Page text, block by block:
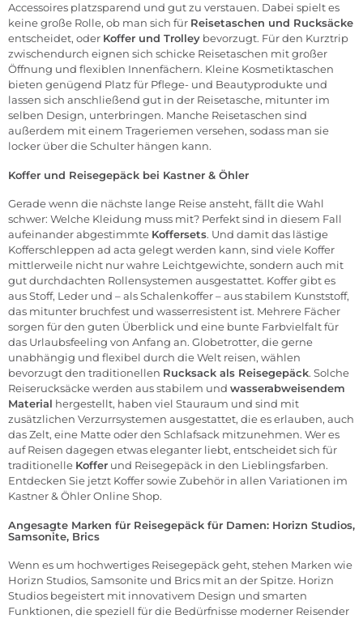
Accessoires platzsparend und gut zu verstauen. Dabei spielt es
keine große Rolle, ob man sich für Reisetaschen und Rucksäcke
entscheidet, oder Koffer und Trolley bevorzugt. Für den Kurztrip
zwischendurch eignen sich schicke Reisetaschen mit großer
Öffnung und flexiblen Innenfächern. Kleine Kosmetiktaschen
bieten genügend Platz für Pflege- und Beautyprodukte und
lassen sich anschließend gut in der Reisetasche, mitunter im
selben Design, unterbringen. Manche Reisetaschen sind
außerdem mit einem Trageriemen versehen, sodass man sie
locker über die Schulter hängen kann.
Koffer und Reisegepäck bei Kastner & Öhler
Gerade wenn die nächste lange Reise ansteht, fällt die Wahl
schwer: Welche Kleidung muss mit? Perfekt sind in diesem Fall
aufeinander abgestimmte Koffersets. Und damit das lästige
Kofferschleppen ad acta gelegt werden kann, sind viele Koffer
mittlerweile nicht nur wahre Leichtgewichte, sondern auch mit
gut durchdachten Rollensystemen ausgestattet. Koffer gibt es
aus Stoff, Leder und – als Schalenkoffer – aus stabilem Kunststoff,
das mitunter bruchfest und wasserresistent ist. Mehrere Fächer
sorgen für den guten Überblick und eine bunte Farbvielfalt für
das Urlaubsfeeling von Anfang an. Globetrotter, die gerne
unabhängig und flexibel durch die Welt reisen, wählen
bevorzugt den traditionellen Rucksack als Reisegepäck. Solche
Reiserucksäcke werden aus stabilem und wasserabweisendem
Material hergestellt, haben viel Stauraum und sind mit
zusätzlichen Verzurrsystemen ausgestattet, die es erlauben, auch
das Zelt, eine Matte oder den Schlafsack mitzunehmen. Wer es
auf Reisen dagegen etwas eleganter liebt, entscheidet sich für
traditionelle Koffer und Reisegepäck in den Lieblingsfarben.
Entdecken Sie jetzt Koffer sowieZubehör in allen Variationen im
Kastner & ÖhlerOnline Shop.
Angesagte Marken für Reisegepäck für Damen: Horizn Studios,
Samsonite, Brics
Wenn es um hochwertiges Reisegepäck geht, stehen Marken wie
Horizn Studios, Samsonite und Brics mit an der Spitze. Horizn
Studios begeistert mit innovativem Design und smarten
Funktionen, die speziell für die Bedürfnisse moderner Reisender